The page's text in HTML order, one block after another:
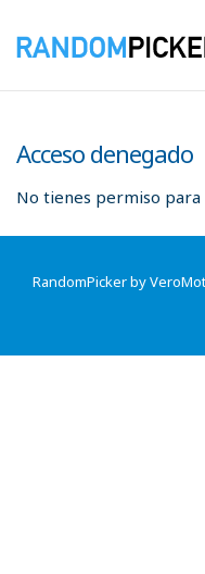
Acceso denegado
No tienes permiso para
RandomPicker by